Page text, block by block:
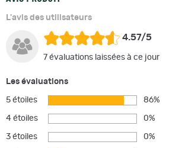
L'avis des utilisateurs
4.57/5
7 évaluations laissées à ce jour
Les évaluations
5 étoiles 86%
4 étoiles 0%
3 étoiles 0%